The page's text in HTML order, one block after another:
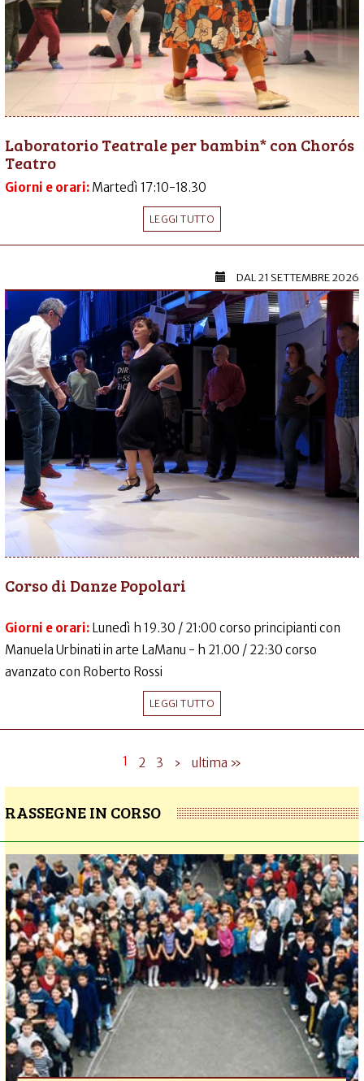
Laboratorio Teatrale per bambin* con Chorós
Teatro
Giorni e orari: Martedì 17:10-18.30
LEGGI TUTTO
DAL21 SETTEMBRE 2026
Corso di Danze Popolari
Giorni e orari: Lunedì h 19.30 / 21:00 corso principianti con
Manuela Urbinati in arte LaManu - h 21.00 / 22:30 corso
avanzato con Roberto Rossi
LEGGI TUTTO
1 2 3 › ultima »
RASSEGNE IN CORSO